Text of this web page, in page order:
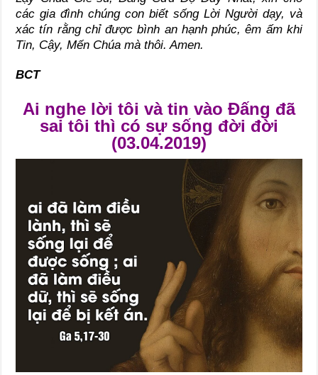
các gia đình chúng con biết sống Lời Người dạy, và
xác tín rằng chỉ được bình an hạnh phúc, êm ấm khi
Tin, Cậy, Mến Chúa mà thôi. Amen.
BCT
Ai nghe lời tôi và tin vào Đấng đã
sai tôi thì có sự sống đời đời
(03.04.2019)